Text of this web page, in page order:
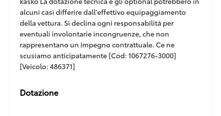
alcuni casi differire dall'effettivo equipaggiamento
della vettura. Si declina ogni responsabilità per
eventuali involontarie incongruenze, che non
rappresentano un impegno contrattuale. Ce ne
scusiamo anticipatamente [Cod: 1067276-3000]
[Veicolo: 486371]
Dotazione